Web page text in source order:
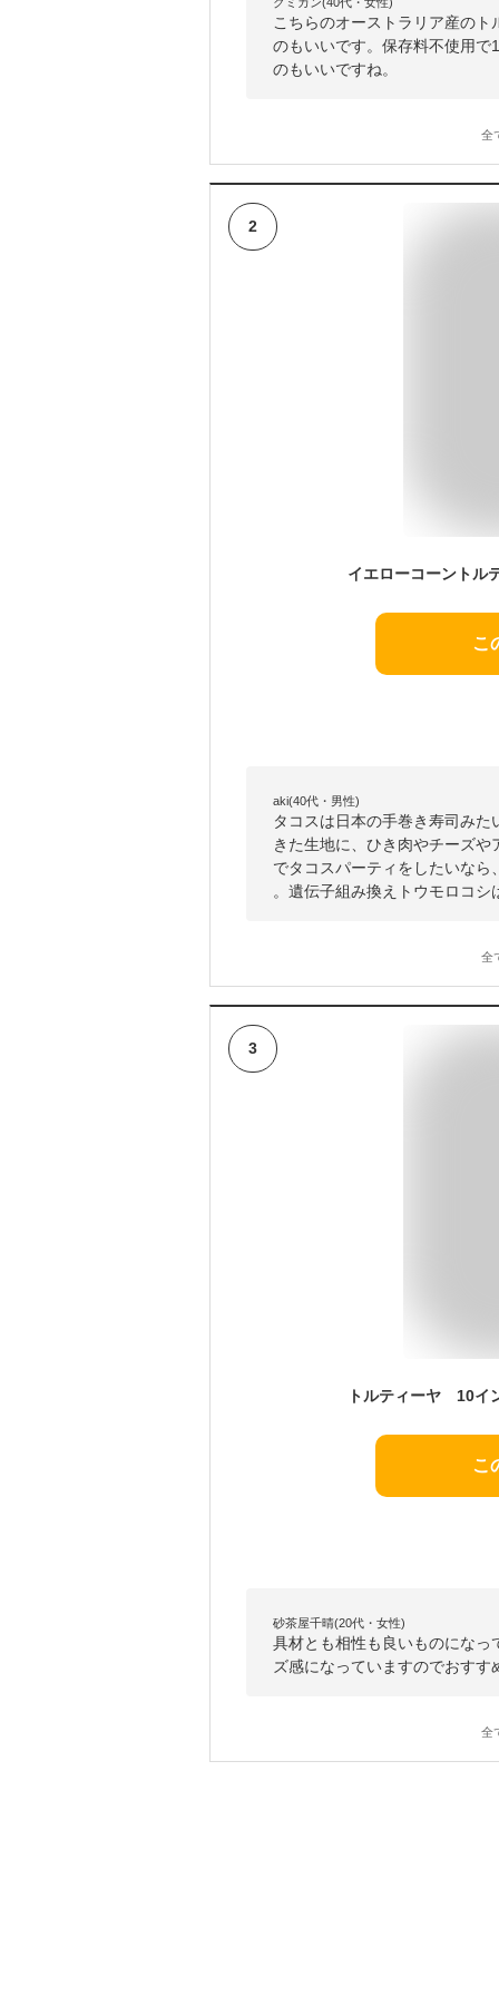
こちらのオーストラリア産の
のもいいです。保存料不使用
のもいいですね。
全
2
こ
aki(40代・男性)
タコスは日本の手巻き寿司み
きた生地に、ひき肉やチーズ
でタコスパーティをしたいな
。遺伝子組み換えトウモロコ
全
3
トルティーヤ 10
こ
砂茶屋千晴(20代・女性)
具材とも相性も良いものにな
ズ感になっていますのでおすす
全